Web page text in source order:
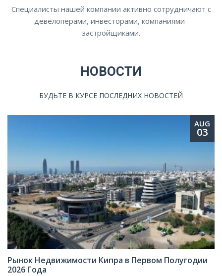
Специалисты нашей компании активно сотрудничают с
девелоперами, инвесторами, компаниями-
застройщиками.
НОВОСТИ
БУДЬТЕ В КУРСЕ ПОСЛЕДНИХ НОВОСТЕЙ
AUG
03
Рынок Недвижимости Кипра в Первом Полугодии
2026 Года